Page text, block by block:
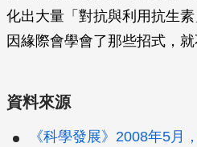
化出大量「對抗與利用抗生
因緣際會學會了那些招式，就
資料來源
《科學發展》2008年5月